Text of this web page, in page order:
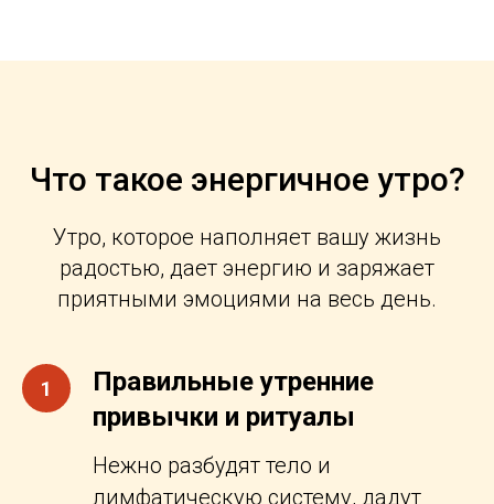
Что такое энергичное утро?
Утро, которое наполняет вашу жизнь
радостью, дает энергию и заряжает
приятными эмоциями на весь день.
1
Правильные утренние
привычки и ритуалы
Нежно разбудят тело и
лимфатическую систему, дадут